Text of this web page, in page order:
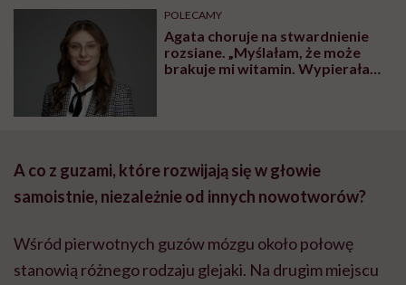
POLECAMY
Agata choruje na stwardnienie
rozsiane. „Myślałam, że może
brakuje mi witamin. Wypierałam,
A co z guzami, które rozwijają się w głowie
samoistnie, niezależnie od innych nowotworów?
Wśród pierwotnych guzów mózgu około połowę
stanowią różnego rodzaju glejaki. Na drugim miejscu